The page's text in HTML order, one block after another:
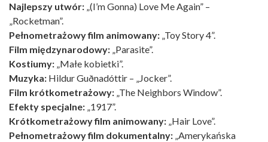
Najlepszy utwór: „(I’m Gonna) Love Me Again” –
„Rocketman”.
Pełnometrażowy film animowany: „Toy Story 4”.
Film międzynarodowy: „Parasite”.
Kostiumy: „Małe kobietki”.
Muzyka: Hildur Guðnadóttir – „Jocker”.
Film krótkometrażowy: „The Neighbors Window”.
Efekty specjalne: „1917”.
Krótkometrażowy film animowany: „Hair Love”.
Pełnometrażowy film dokumentalny: „Amerykańska